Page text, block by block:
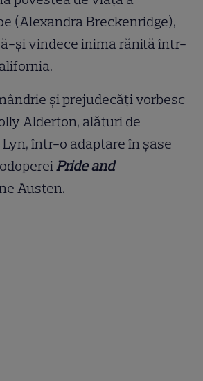
(Alexandra Breckenridge),
și vindece inima rănită într-
și prejudecăți vorbesc
Alderton, alături de
într-o adaptare în șase
Pride and
Austen.